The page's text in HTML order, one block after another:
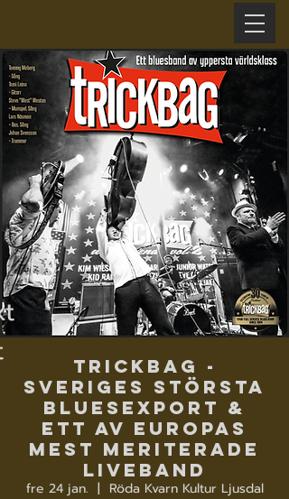
Trickbag -
Sveriges största
bluesexport &
ett av Europas
mest meriterade
liveband
fre 24 jan.
  |
Röda Kvarn Kultur Ljusdal